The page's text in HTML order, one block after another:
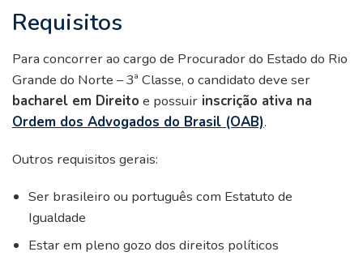
Requisitos
Para concorrer ao cargo de Procurador do Estado do Rio
Grande do Norte – 3ª Classe, o candidato deve ser
bacharel em Direito e possuir inscrição ativa na
Ordem dos Advogados do Brasil (OAB).
Outros requisitos gerais:
Ser brasileiro ou português com Estatuto de
Igualdade
Estar em pleno gozo dos direitos políticos